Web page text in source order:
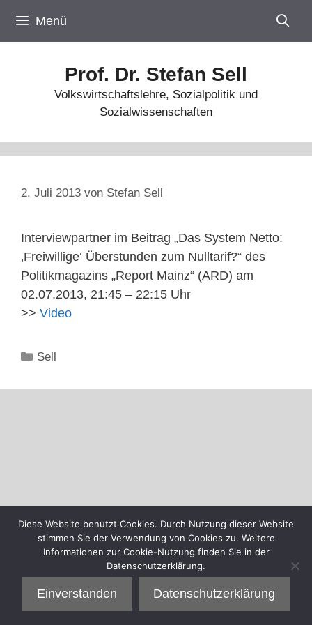
Inhalt
springen
Menü
Prof. Dr. Stefan Sell
Volkswirtschaftslehre, Sozialpolitik und
Sozialwissenschaften
2. Juli 2013 von Stefan Sell
Interviewpartner im Beitrag „Das System Netto:
‚Freiwillige‘ Überstunden zum Nulltarif?“ des
Politikmagazins „Report Mainz“ (ARD) am
02.07.2013, 21:45 – 22:15 Uhr
>> Video
Kategorien
Sell
Diese Website benutzt Cookies. Durch Nutzung dieser Website
stimmen Sie der Verwendung von Cookies zu. Weitere
Informationen zur Cookie-Nutzung finden Sie in der
Datenschutzerklärung.
Einverstanden Datenschutzerklärung